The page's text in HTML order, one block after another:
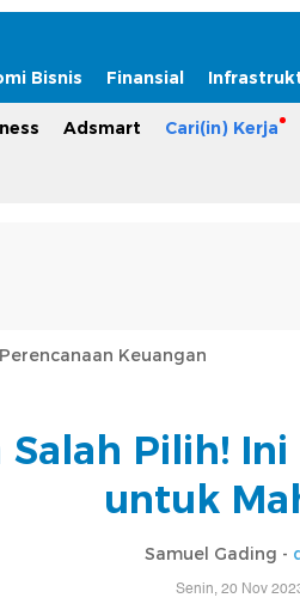
Bisnis Finansial
Adsmart Cari(in) Kerja
Perencanaan Keuangan
Salah Pilih!
untuk
Samuel Gading -
Senin, 20 Nov